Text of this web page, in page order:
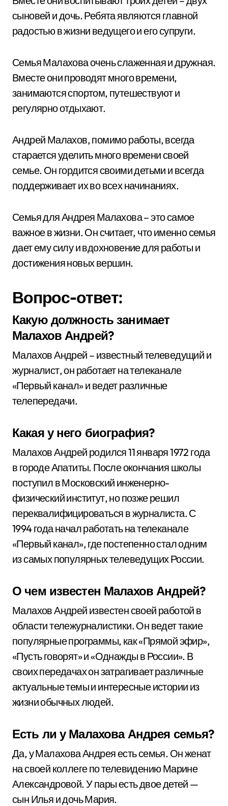
сыновей и дочь. Ребята являются главной
радостью в жизни ведущего и его супруги.
Семья Малахова очень слаженная и дружная.
Вместе они проводят много времени,
занимаются спортом, путешествуют и
регулярно отдыхают.
Андрей Малахов, помимо работы, всегда
старается уделить много времени своей
семье. Он гордится своими детьми и всегда
поддерживает их во всех начинаниях.
Семья для Андрея Малахова – это самое
важное в жизни. Он считает, что именно семья
дает ему силу и вдохновение для работы и
достижения новых вершин.
Вопрос-ответ:
Какую должность занимает
Малахов Андрей?
Малахов Андрей – известный телеведущий и
журналист, он работает на телеканале
«Первый канал» и ведет различные
телепередачи.
Какая у него биография?
Малахов Андрей родился 11 января 1972 года
в городе Апатиты. После окончания школы
поступил в Московский инженерно-
физический институт, но позже решил
переквалифицироваться в журналиста. С
1994 года начал работать на телеканале
«Первый канал», где постепенно стал одним
из самых популярных телеведущих России.
О чем известен Малахов Андрей?
Малахов Андрей известен своей работой в
области тележурналистики. Он ведет такие
популярные программы, как «Прямой эфир»,
«Пусть говорят» и «Однажды в России». В
своих передачах он затрагивает различные
актуальные темы и интересные истории из
жизни обычных людей.
Есть ли у Малахова Андрея семья?
Да, у Малахова Андрея есть семья. Он женат
на своей коллеге по телевидению Марине
Александровой. У пары есть двое детей —
сын Илья и дочь Мария.